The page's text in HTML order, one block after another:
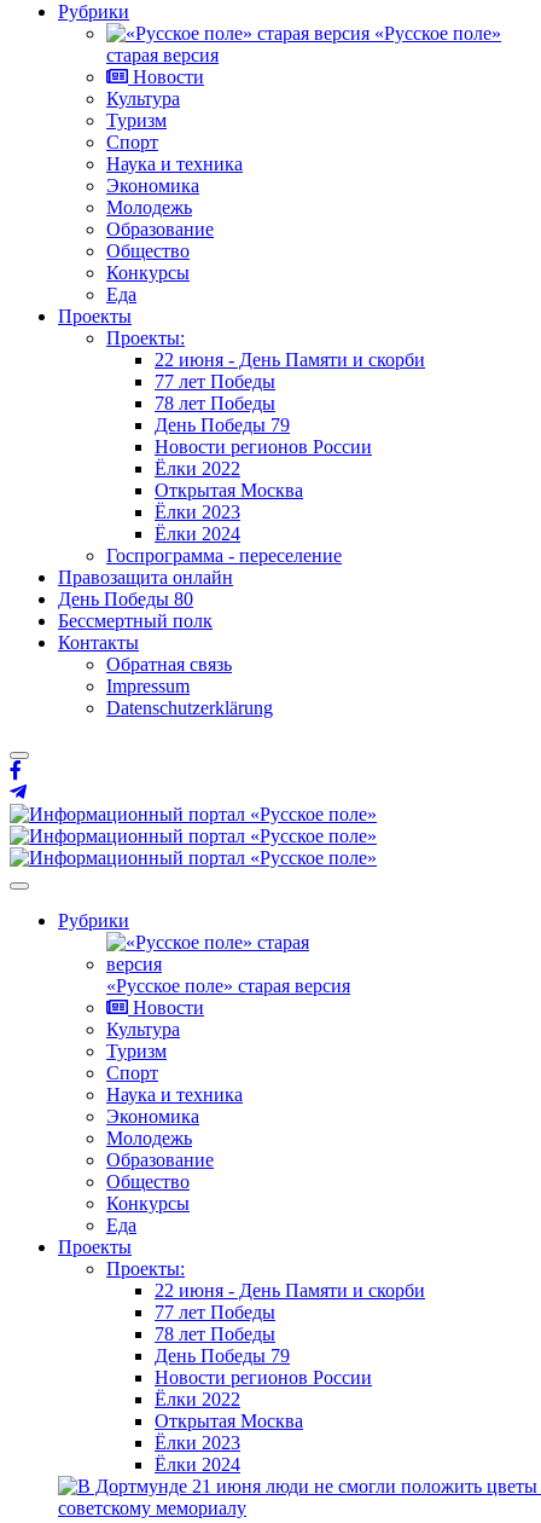
Рубрики
«Русское поле»
старая версия
Новости
Культура
Туризм
Спорт
Наука и техника
Экономика
Молодежь
Образование
Общество
Конкурсы
Еда
Проекты
Проекты:
22 июня - День Памяти и скорби
77 лет Победы
78 лет Победы
День Победы 79
Новости регионов России
Ёлки 2022
Открытая Москва
Ёлки 2023
Ёлки 2024
Госпрограмма - переселение
Правозащита онлайн
День Победы 80
Бессмертный полк
Контакты
Обратная связь
Impressum
Datenschutzerklärung
Рубрики
«Русское поле» старая версия
Новости
Культура
Туризм
Спорт
Наука и техника
Экономика
Молодежь
Образование
Общество
Конкурсы
Еда
Проекты
Проекты:
22 июня - День Памяти и скорби
77 лет Победы
78 лет Победы
День Победы 79
Новости регионов России
Ёлки 2022
Открытая Москва
Ёлки 2023
Ёлки 2024